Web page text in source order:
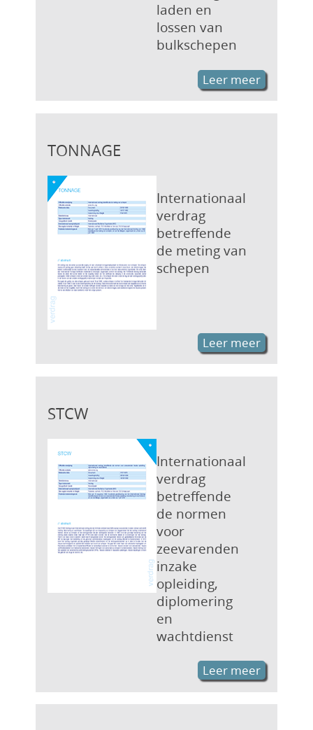
laden en
lossen van
bulkschepen
Leer meer
TONNAGE
Internationaal
verdrag
betreffende
de meting van
schepen
Leer meer
STCW
Internationaal
verdrag
betreffende
de normen
voor
zeevarenden
inzake
opleiding,
diplomering
en
wachtdienst
Leer meer